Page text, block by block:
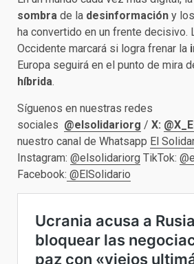
sombra de la desinformación y los
ha convertido en un frente decisivo.
Occidente marcará si logra frenar la
Europa seguirá en el punto de mira
híbrida.
Síguenos en nuestras redes
sociales @elsolidariorg / X:
nuestro canal de Whatsapp El
Instagram: @elsolidariorg TikTok:
Facebook: @ElSolidario